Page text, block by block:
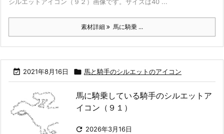
素材詳細 馬に騎乗 ...
 2021年8月16日  馬と騎手のシルエットのアイコン
馬に騎乗している騎手のシルエットア
イコン（９１）
 2026年3月16日